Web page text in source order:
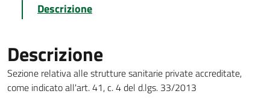
Descrizione
Descrizione
Sezione relativa alle strutture sanitarie private accreditate,
come indicato all'art. 41, c. 4 del d.lgs. 33/2013